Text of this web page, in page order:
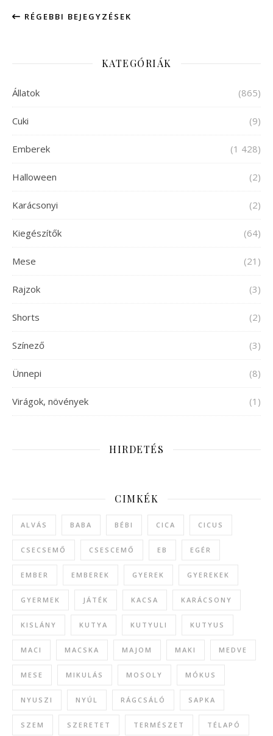
RÉGEBBI BEJEGYZÉSEK
KATEGÓRIÁK
Állatok (865)
Cuki (9)
Emberek (1 428)
Halloween (2)
Karácsonyi (2)
Kiegészítők (64)
Mese (21)
Rajzok (3)
Shorts (2)
Színező (3)
Ünnepi (8)
Virágok, növények (1)
HIRDETÉS
CIMKÉK
ALVÁS BABA BÉBI CICA CICUS
CSECSEMŐ CSESCEMŐ EB EGÉR
EMBER EMBEREK GYEREK GYEREKEK
GYERMEK JÁTÉK KACSA KARÁCSONY
KISLÁNY KUTYA KUTYULI KUTYUS
MACI MACSKA MAJOM MAKI MEDVE
MESE MIKULÁS MOSOLY MÓKUS
NYUSZI NYÚL RÁGCSÁLÓ SAPKA
SZEM SZERETET TERMÉSZET TÉLAPÓ